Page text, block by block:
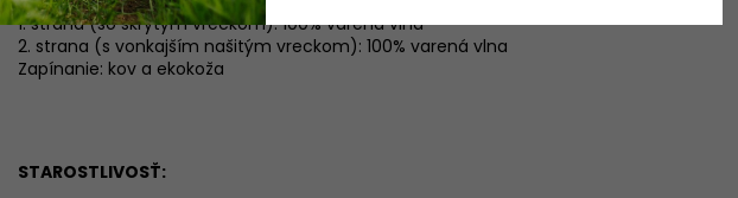
1. strana (so skrytým vreckom): 100% varená vlna
2. strana (s vonkajším našitým vreckom): 100% varená vlna
Zapínanie: kov a ekokoža
STAROSTLIVOSŤ: